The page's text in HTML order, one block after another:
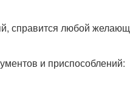
справится любой
и приспособлений: